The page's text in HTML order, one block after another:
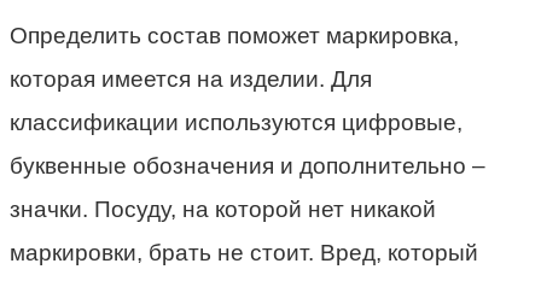
Определить состав поможет маркировка,
которая имеется на изделии. Для
классификации используются цифровые,
буквенные обозначения и дополнительно –
значки. Посуду, на которой нет никакой
маркировки, брать не стоит. Вред, который